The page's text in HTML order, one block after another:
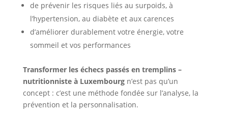
de prévenir les risques liés au surpoids, à
l’hypertension, au diabète et aux carences
d’améliorer durablement votre énergie, votre
sommeil et vos performances
Transformer les échecs passés en tremplins –
nutritionniste à Luxembourgn’est pas qu’un
concept : c’est une méthode fondée sur l’analyse, la
prévention et la personnalisation.